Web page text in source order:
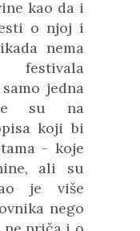
kao da i
o njoj i
nema
festivala
jedna
su na
koji bi
- koje
ali su
je više
nego